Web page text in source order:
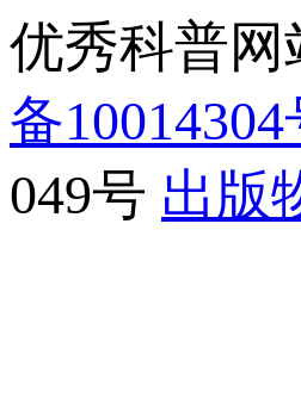
优秀科普网
备10014304
049号 出版